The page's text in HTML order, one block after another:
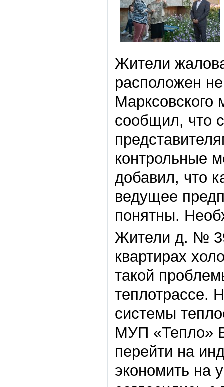
Жители
расположен
Марксовского
сообщил, что
контрольные
добавил, что
ведущее
понятны.
Жители д. №
квартирах
такой
теплотрассе.
системы
МУП «Тепло»
перейти на
экономить на